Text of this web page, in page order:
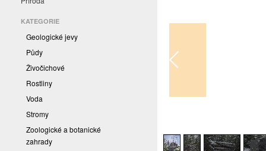
KATEGORIE
Geologické jevy
Půdy
Živočichové
Rostliny
Voda
Stromy
Zoologické a botanické
zahrady